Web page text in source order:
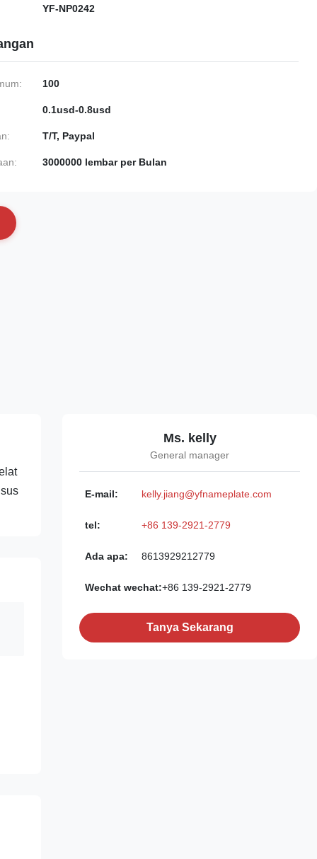
YF-NP0242
100
0.1usd-0.8usd
T/T, Paypal
3000000 lembar per Bulan
Ms. kelly
General manager
E-mail: kelly.jiang@yfnameplate.com
tel: +86 139-2921-2779
Ada apa: 8613929212779
Wechat wechat:+86 139-2921-2779
Tanya Sekarang